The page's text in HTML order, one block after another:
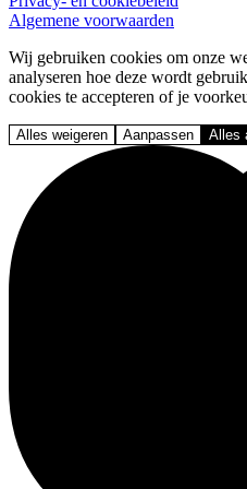
Algemene voorwaarden
Wij gebruiken cookies om onze
analyseren hoe deze wordt
cookies te accepteren of je
Alles weigeren Aanpassen Alles